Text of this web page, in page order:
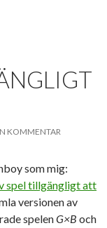
KOMMENTAR
som mig:
spel tillgängligt att
versionen av
spelenG×B och